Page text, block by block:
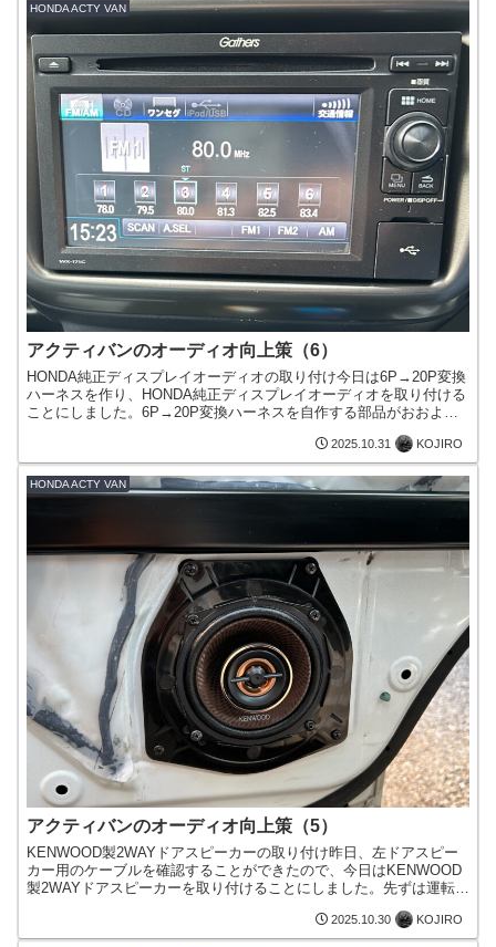
HONDA ACTY VAN
アクティバンのオーディオ向上策（6）
HONDA純正ディスプレイオーディオの取り付け今日は6P→20P変換
ハーネスを作り、HONDA純正ディスプレイオーディオを取り付ける
ことにしました。6P→20P変換ハーネスを自作する部品がおおよそ
2025.10.31 KOJIRO
HONDA ACTY VAN
アクティバンのオーディオ向上策（5）
KENWOOD製2WAYドアスピーカーの取り付け昨日、左ドアスピー
カー用のケーブルを確認することができたので、今日はKENWOOD
製2WAYドアスピーカーを取り付けることにしました。先ずは運転席
2025.10.30 KOJIRO